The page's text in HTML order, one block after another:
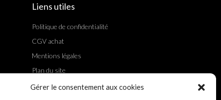
Gérer le consentement aux cookies
Liens utiles
Politique de confidentialité
CGV achat
Mentions légales
Plan du site
A propos